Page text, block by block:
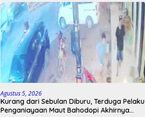
Agustus 5, 2026
Kurang dari Sebulan Diburu, Terduga Pelaku
Penganiayaan Maut Bahodopi Akhirnya